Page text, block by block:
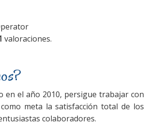
valoraciones.
en el año 2010, persigue trabajar con
meta la satisfacción total de los
colaboradores.